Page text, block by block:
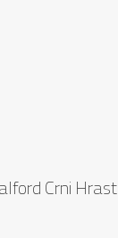
Crni Hrast